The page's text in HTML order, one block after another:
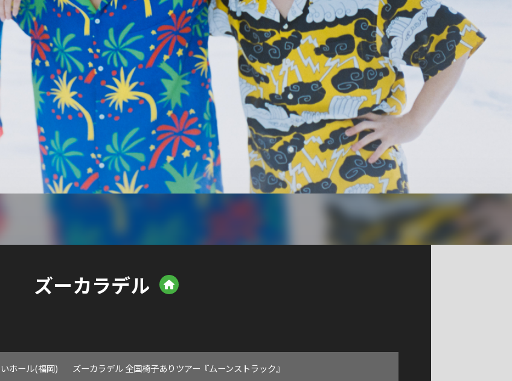
ズーカラデル
ホール(福岡) ズーカラデル 全国椅子ありツアー『ムーンストラック』